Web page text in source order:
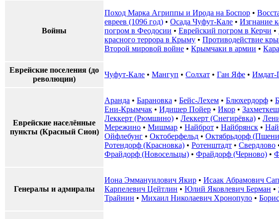
Войны
Поход Марка Агриппы и Ирода на Боспор •
евреев (1096 год) • Осада Чуфут-Кале • Изгнание
погром в Феодосии • Еврейский погром в Керчи •
красного террора в Крыму • Противодействие
Второй мировой войне • Крымчаки в армии •
Еврейские поселения (до
революции)
Чуфут-Кале • Мангуп • Солхат • Ган Яфе • Имдат-
Еврейские населённые
пункты (Красный Сион)
Аранда • Барановка • Бейс-Лехем • Блюхердорф •
Ени-Крымчак • Идишер Пойер • Икор • Захметкеш
Леккерт (Рюмшино) • Леккерт (Снегирёвка) •
Мережино • Мишмар • Найброт • Найбрянск •
Ойфлебунг • Октоберфельд • Октябрьдорф
Ротендорф (Красновка) • Ротенштадт • Свердлово
Фрайдорф (Новосельцы) • Фрайдорф (Черново) •
Генералы и адмиралы
Иона Эммануилович Якир • Исаак Абрамович
Карпелевич Цейтлин • Юлий Яковлевич Берман •
Трайнин • Михаил Николаевич Хронопуло •